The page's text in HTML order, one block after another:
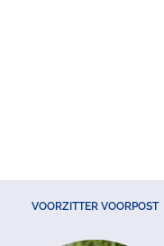
VOORZITTER VOORPOST